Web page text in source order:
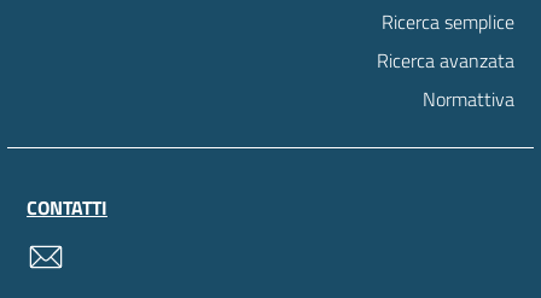
Ricerca semplice
Ricerca avanzata
Normattiva
CONTATTI